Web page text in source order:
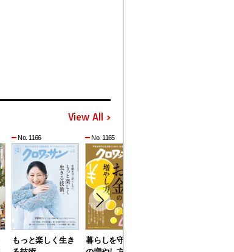
View All
No. 1166
もっと楽しく生き
No. 1165
暮らしを守るお金